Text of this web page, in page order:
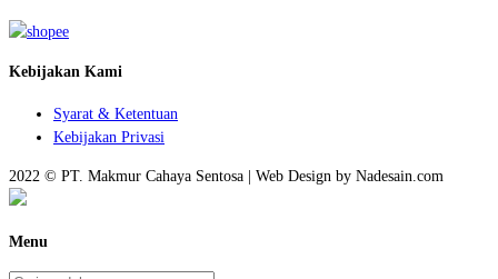
Kebijakan Kami
Syarat & Ketentuan
Kebijakan Privasi
2022 © PT. Makmur Cahaya Sentosa | Web Design by Nadesain.com
Menu